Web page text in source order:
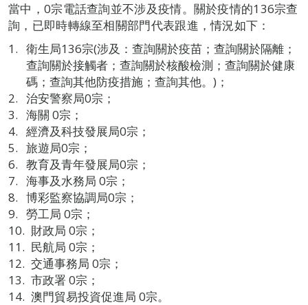
當中，0宗電話查詢並不涉及疫情。關於疫情的136宗查
詢，已即時轉線至相關部門代表跟進，情況如下：
衛生局136宗(涉及：查詢關於疫苗；查詢關於隔離；
查詢關於接觸者；查詢關於核酸檢測；查詢關於健康
碼；查詢其他防疫措施；查詢其他。)；
治安警察局0宗；
海關 0宗；
經濟及科技發展局0宗；
旅遊局0宗；
教育及青年發展局0宗；
海事及水務局 0宗；
博彩監察協調局0宗；
勞工局 0宗；
財政局 0宗；
民航局 0宗；
交通事務局 0宗；
市政署 0宗；
澳門貿易投資促進局 0宗。